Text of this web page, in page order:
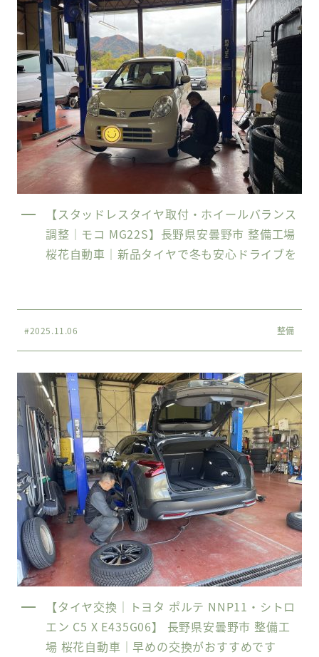
【スタッドレスタイヤ取付・ホイールバランス
調整｜モコ MG22S】長野県安曇野市 整備工場
桜花自動車｜新品タイヤで冬も安心ドライブを
#2025.11.06 整備
【タイヤ交換｜トヨタ ポルテ NNP11・シトロ
エン C5 X E435G06】 長野県安曇野市 整備工
場 桜花自動車｜早めの交換がおすすめです